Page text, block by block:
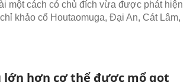
một cách có chủ đích vừa được phát hiện
khảo cổ Houtaomuga, Đại An, Cát Lâm,
lớn hơn cơ thể được mổ gọt